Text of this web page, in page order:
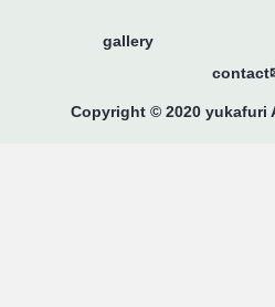
gallery
Copyright © 2020 yukafuri